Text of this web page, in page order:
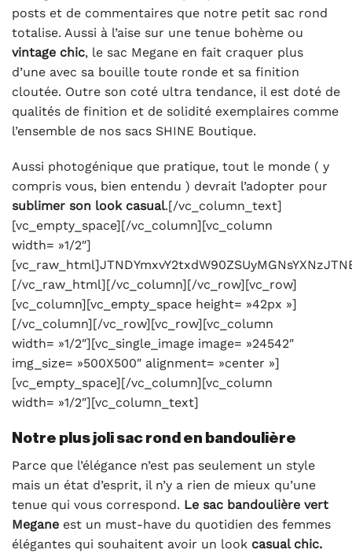
posts et de commentaires que notre petit sac rond
totalise. Aussi à l’aise sur une tenue bohème ou
vintage chic, le sac Megane en fait craquer plus
d’une avec sa bouille toute ronde et sa finition
cloutée. Outre son coté ultra tendance, il est doté de
qualités de finition et de solidité exemplaires comme
l’ensemble de nos sacs SHINE Boutique.
Aussi photogénique que pratique, tout le monde ( y
compris vous, bien entendu ) devrait l’adopter pour
sublimer son look casual.[/vc_column_text][vc_empty_space][/vc_column][vc_column width= »1/2″][vc_raw_html]JTNDYmxvY2txdW90ZSUyMGNsYXNzJTNEJTIyaW5zdGFncmFtLW1lZGlhJTIyJTIwZGF0YS1pbnN0Z3JtLWNhcHRpb25lZCUyMGRhdGEtaW5zdGdybS1wZXJtYWxpbmslM0QlMjJodHRwcyUzQSUyRiUyRnd3dy5pbnN0YWdyYW0uY29tJTJGcCUyRkI1M1ViSGZDQ25aJTJGJTNGdXRtX3NvdXJjZSUzRGlnX2VtYmVkJTI2YW1wJTNCdXRtX2NhbXBhaWduJTNEbG9hZGluZyUyMiUyMGRhdGEtaW5zdGdybS12ZXJzaW9uJTNEJTIyMTIlMjIlMjBzdHlsZSUzRCUyMiUyMGJhY2tncm91bmQlM0ElMjNGRkYlM0IlMjBib3JkZXIlM0EwJTNCJTIwYm9yZGVyLXJhZGl1cyUzQTNweCUzQiUyMGJveC1zaGFkb3clM0EwJTIwMCUyMDFweCUyMDAlMjByZ2JhJTI4MCUyQzAlMkMwJTJDMC41JTI5JTJDMCUyMDFweCUyMDEwcHglMjAwJTIwcmdiYSUyODAlMkMwJTJDMCUyQzAuMTUlMjklM0IlMjBtYXJnaW4lM0ElMjAxcHglM0IlMjBtYXgtd2lkdGglM0E1NDBweCUzQiUyMG1pbi13aWR0aCUzQTMyNnB4JTNCJTIwcGFkZGluZyUzQTAlM0IlMjB3aWR0aCUzQTk5LjM3NSUyNSUzQiUyMHdpZHRoJTNBLXdlYmtpdC1jYWxjJTI4MTAwJTI1JTIwLSUyMDJweCUyOSUzQiUyMHdpZHRoJTNBY2FsYyUyODEwMCUyNSUyMC0lMjAycHglMjklM0IlMjIlM0UlM0NkaXYlMjBzdHlsZSUzRCUyMnBhZGRpbmclM0ExNnB4JTNCJTIyJTNFJTIwJTNDYSUyMGhyZWYlM0QlMjJodHRwcyUzQSUyRiUyRnd3dy5pbnN0YWdyYW0uY29tJTJGcCUyRkI1M1ViSGZDQ25aJTJGJTNGdXRtX3NvdXJjZSUzRGlnX2VtYmVkJTI2YW1wJTNCdXRtX2NhbXBhaWduJTNEbG9hZGluZyUyMiUyMHN0eWxlJTNEJTIyJTIwYmFja2dyb3VuZCUzQSUyM0ZGRkZGRiUzQiUyMGxpbmUtaGVpZ2h0JTNBMCUzQiUyMHBhZGRpbmclM0EwJTIwMCUzQiUyMHRleHQtYWxpZ24lM0FjZW50ZXIlM0IlMjB0ZXh0LWRlY29yYXRpb24lM0Fub25lJTNCJTIwd2lkdGglM0ExMDAlMjUlM0IlMjIlMjB0YXJnZXQlM0QlMjJfYmxhbmslMjIlM0UlMjAlM0NkaXYlMjBzdHlsZSUzRCUyMiUyMGRpc3BsYXklM0ElMjBmbGV4JTNCJTIwZmxleC1kaXJlY3Rpb24lM0ElMjByb3clM0IlMjBhbGlnbi1pdGVtcyUzQSUyMGNlbnRlciUzQiUyMiUzRSUyMCUzQ2RpdiUyMHN0eWxlJTNEJTIyYmFja2dyb3VuZC1jb2xvciUzQSUyMCUyM0Y0RjRGNCUzQiUyMGJvcmRlci1yYWRpdXMlM0ElMjA1MCUyNSUzQiUyMGZsZXgtZ3JvdyUzQSUyMDAlM0IlMjBoZWlnaHQlM0ElMjA0MHB4JTNCJTIwbWFyZ2luLXJpZ2h0JTNBJTIwMTRweCUzQiUyMHdpZHRoJTNBJTIwNDBweCUzQiUyMiUzRSUzQyUyRmRpdiUzRSUyMCUzQ2RpdiUyMHN0eWxlJTNEJTIyZGlzcGxheSUzQSUyMGZsZXglM0IlMjBmbGV4LWRpcmVjdGlvbiUzQSUyMGNvbHVtbiUzQiUyMGZsZXgtZ3JvdyUzQSUyMDElM0IlMjBqdXN0aWZ5LWNvbnRlbnQlM0ElMjBjZW50ZXIlM0IlMjIlM0UlMjAlM0NkaXYlMjBzdHlsZSUzRCUyMiUyMGJhY2tncm91bmQtY29sb3IlM0ElMjAlMjNGNEY0RjQlM0IlMjBib3JkZXItcmFkaXVzJTNBJTIwNHB4JTNCJTIwZmxleC1ncm93JTNBJTIwMCUzQiUyMGhlaWdodCUzQSUyMDE0cHglM0IlMjBtYXJnaW4tYm90dG9tJTNBJTIwNnB4JTNCJTIwd2lkdGglM0ElMjAxMDBweCUzQiUyMiUzRSUzQyUyRmRpdiUzRSUyMCUzQ2RpdiUyMHN0eWxlJTNEJTIyJTIwYmFja2dyb3VuZC1jb2xvciUzQSUyMCUyM0Y0RjRGNCUzQiUyMGJvcmRlci1yYWRpdXMlM0ElMjA0cHglM0IlMjBmbGV4LWdyb3clM0ElMjAwJTNCJTIwaGVpZ2h0JTNBJTIwMTRweCUzQiUyMHdpZHRoJTNBJTIwNjBweCUzQiUyMiUzRSUzQyUyRmRpdiUzRSUzQyUyRmRpdiUzRSUzQyUyRmRpdiUzRSUzQ2RpdiUyMHN0eWxlJTNEJTIycGFkZGluZyUzQSUyMDE5JTI1JTIwMCUzQiUyMiUzRSUzQyUyRmRpdiUzRSUyMCUzQ2RpdiUyMHN0eWxlJTNEJTIyZGlzcGxheSUzQWJsb2NrJTNCJTIwaGVpZ2h0JTNBNTBweCUzQiUyMG1hcmdpbiUzQTAlMjBhdXRvJTIwMTJweCUzQiUyMHdpZHRoJTNBNTBweCUzQiUyMiUzRSUzQ3N2ZyUyMHdpZHRoJTNEJTIyNTBweCUyMiUyMGhlaWdodCUzRCUyMjUwcHglMjIlMjB2aWV3Qm94JTNEJTIyMCUyMDAlMjA2MCUyMDYwJTIyJTIwdmVyc2lvbiUzRCUyMjEuMSUyMiUyMHhtbG5zJTNEJTIyaHR0cHMlM0ElMkYlMkZ3d3cudzMub3JnJTJGMjAwMCUyRnN2ZyUyMiUyMHhtbG5zJTNBeGxpbmslM0QlMjJodHRwcyUzQSUyRiUyRnd3dy53My5vcmclMkYxOTk5JTJGeGxpbmslMjIlM0UlM0NnJTIwc3Ryb2tlJTNEJTIybm9uZSUyMiUyMHN0cm9rZS13aWR0aCUzRCUyMjElMjIlMjBmaWxsJTNEJTIybm9uZSUyMiUyMGZpbGwtcnVsZSUzRCUyMmV2ZW5vZGQlMjIlM0UlM0NnJTIwdHJhbnNmb3JtJTNEJTIydHJhbnNsYXRlJTI4LTUxMS4wMDAwMDAlMkMlMjAtMjAuMDAwMDAwJTI5JTIyJTIwZmlsbCUzRCUyMiUyMzAwMDAwMCUyMiUzRSUzQ2clM0UlM0NwYXRoJTIwZCUzRCUyMk01NTYuODY5JTJDMzAuNDElMjBDNTU0LjgxNCUyQzMwLjQxJTIwNTUzLjE0OCUyQzMyLjA3NiUyMDU1My4xNDglMkMzNC4xMzElMjBDNTUzLjE0OCUyQzM2LjE4NiUyMDU1NC44MTQlMkMzNy44NTIlMjA1NTYuODY5JTJDMzcuODUyJTIwQzU1OC45MjQlMkMzNy44NTIlMjA1NjAuNTklMkMzNi4xODYlMjA1NjAuNTklMkMzNC4xMzElMjBDNTYwLjU5JTJDMzIuMDc2JTIwNTU4LjkyNCUyQzMwLjQxJTIwNTU2Ljg2OSUyQzMwLjQxJTIwTTU0MSUyQzYwLjY1NyUyMEM1MzUuMTE0JTJDNjAuNjU3JTIwNTMwLjM0MiUyQzU1Ljg4NyUyMDUzMC4zNDIlMkM1MCUyMEM1MzAuMzQyJTJDNDQuMTE0JTIwNTM1LjExNCUyQzM5LjM0MiUyMDU0MSUyQzM5LjM0MiUyMEM1NDYuODg3JTJDMzkuMzQyJTIwNTUxLjY1OCUyQzQ0LjExNCUyMDU1MS42NTglMkM1MCUyMEM1NTEuNjU4JTJDNTUuODg3JTIwNTQ2Ljg4NyUyQzYwLjY1NyUyMDU0MSUyQzYwLjY1NyUyME01NDElMkMzMy44ODYlMjBDNTMyLjElMkMzMy44ODYlMjA1MjQuODg2JTJDNDEuMSUyMDUyNC44ODYlMkM1MCUyMEM1MjQuODg2JTJDNTguODk5JTIwNTMyLjElMkM2Ni4xMTMlMjA1NDElMkM2Ni4xMTMlMjBDNTQ5LjklMkM2Ni4xMTMlMjA1NTcuMTE1JTJDNTguODk5JTIwNTU3LjExNSUyQzUwJTIwQzU1Ny4xMTUlMkM0MS4xJTIwNTQ5LjklMkMzMy44ODYlMjA1NDElMkMzMy44ODYlMjBNNTY1LjM3OCUyQzYyLjEwMSUyMEM1NjUuMjQ0JTJDNjUuMDIyJTIwNTY0Ljc1NiUyQzY2LjYwNiUyMDU2NC4zNDYlMkM2Ny42NjMlMjBDNTYzLjgwMyUyQzY5LjA2JTIwNTYzLjE1NCUyQzcwLjA1NyUyMDU2Mi4xMDYlMkM3MS4xMDYlMjBDNTYxLjA1OCUyQzcyLjE1NSUyMDU2MC4wNiUyQzcyLjgwMyUyMDU1OC42NjIlMkM3My4zNDclMjBDNTU3LjYwNyUyQzczLjc1NyUyMDU1Ni4wMjElMkM3NC4yNDQlMjA1NTMuMTAyJTJDNzQuMzc4JTIwQzU0OS45NDQlMkM3NC41MjElMjA1NDguOTk3JTJDNzQuNTUyJTIwNTQxJTJDNzQuNTUyJTIwQzUzMy4wMDMlMkM3NC41NTIlMjA1MzIuMDU2JTJDNzQuNTIxJTIwNTI4Ljg5OCUyQzc0LjM3OCUyMEM1MjUuOTc5JTJDNzQuMjQ0JTIwNTI0LjM5MyUyQzczLjc1NyUyMDUyMy4zMzglMkM3My4zNDclMjBDNTIxLjk0JTJDNzIuODAzJTIwNTIwLjk0MiUyQzcyLjE1NSUyMDUxOS44OTQlMkM3MS4xMDYlMjBDNTE4Ljg0NiUyQzcwLjA1NyUyMDUxOC4xOTclMkM2OS4wNiUyMDUxNy42NTQlMkM2Ny42NjMlMjBDNTE3LjI0NCUyQzY2LjYwNiUyMDUxNi43NTUlMkM2NS4wMjIlMjA1MTYuNjIzJTJDNjIuMTAxJTIwQzUxNi40NzklMkM1OC45NDMlMjA1MTYuNDQ4JTJDNTcuOTk2JTIwNTE2LjQ0OCUyQzUwJTIwQzUxNi40NDglMkM0Mi4wMDMlMjA1MTYuNDc5JTJDNDEuMDU2JTIwNTE2LjYyMyUyQzM3Ljg5OSUyMEM1MTYuNzU1JTJDMzQuOTc4JTIwNTE3LjI0NCUyQzMzLjM5MSUyMDUxNy42NTQlMkMzMi4zMzglMjBDNTE4LjE5NyUyQzMwLjkzOCUyMDUxOC44NDYlMkMyOS45NDIlMjA1MTkuODk0JTJDMjguODk0JTIwQzUyMC45NDIlMkMyNy44NDYlMjA1MjEuOTQlMkMyNy4xOTYlMjA1MjMuMzM4JTJDMjYuNjU0JTIwQzUyNC4zOTMlMkMyNi4yNDQlMjA1MjUuOTc5JTJDMjUuNzU2JTIwNTI4Ljg5OCUyQzI1LjYyMyUyMEM1MzIuMDU3JTJDMjUuNDc5JTIwNTMzLjAwNCUyQzI1LjQ0OCUyMDU0MSUyQzI1LjQ0OCUyMEM1NDguOTk3JTJDMjUuNDQ4JTIwNTQ5Ljk0MyUyQzI1LjQ3OSUyMDU1My4xMDIlMkMyNS42MjMlMjBDNTU2LjAyMSUyQzI1Ljc1NiUyMDU1Ny42MDclMkMyNi4yNDQlMjA1NTguNjYyJTJDMjYuNjU0JTIwQzU2MC4wNiUyQzI3LjE5NiUyMDU2MS4wNTglMkMyNy44NDYlMjA1NjIuMTA2JTJDMjguODk0JTIwQzU2My4xNTQlMkMyOS45NDIlMjA1NjMuODAzJTJDMzAuOTM4JTIwNTY0LjM0NiUyQzMyLjMzOCUyMEM1NjQuNzU2JTJDMzMuMzkxJTIwNTY1LjI0NCUyQzM0Ljk3OCUyMDU2NS4zNzglMkMzNy44OTklMjBDNTY1LjUyMiUyQzQxLjA1NiUyMDU2NS41NTIlMkM0Mi4wMDMlMjA1NjUuNTUyJTJDNTAlMjBDNTY1LjU1MiUyQzU3Ljk5NiUyMDU2NS41MjIlMkM1OC45NDMlMjA1NjUuMzc4JTJDNjIuMTAxJTIwTTU3MC44MiUyQzM3LjYzMSUyMEM1NzAuNjc0JTJDMzQuNDM4JTIwNTcwLjE2NyUyQzMyLjI1OCUyMDU2OS40MjUlMkMzMC4zNDklMjBDNTY4LjY1OSUyQzI4LjM3NyUyMDU2Ny42MzMlMkMyNi43MDIlMjA1NjUuOTY1JTJDMjUuMDM1JTIwQzU2NC4yOTclMkMyMy4zNjglMjA1NjIuNjIzJTJDMjIuMzQyJTIwNTYwLjY1MiUyQzIxLjU3NSUyMEM1NTguNzQzJTJDMjAuODM0JTIwNTU2LjU2MiUyQzIwLjMyNiUyMDU1My4zNjklMkMyMC4xOCUyMEM1NTAuMTY5JTJDMjAuMDMzJTIwNTQ5LjE0OCUyQzIwJTIwNTQxJTJDMjAlMjBDNTMyLjg1MyUyQzIwJTIwNTMxLjgzMSUyQzIwLjAzMyUyMDUyOC42MzElMkMyMC4xOCUyMEM1MjUuNDM4JTJDMjAuMzI2JTIwNTIzLjI1NyUyQzIwLjgzNCUyMDUyMS4zNDklMkMyMS41NzUlMjBDNTE5LjM3NiUyQzIyLjM0MiUyMDUxNy43MDMlMkMyMy4zNjglMjA1MTYuMDM1JTJDMjUuMDM1JTIwQzUxNC4zNjglMkMyNi43MDIlMjA1MTMuMzQyJTJDMjguMzc3JTIwNTEyLjU3NCUyQzMwLjM0OSUyMEM1MTEuODM0JTJDMzIuMjU4JTIwNTExLjMyNiUyQzM0LjQzOCUyMDUxMS4xODElMkMzNy42MzElMjBDNTExLjAzNSUyQzQwLjgzMSUyMDUxMSUyQzQxLjg1MSUyMDUxMSUyQzUwJTIwQzUxMSUyQzU4LjE0NyUyMDUxMS4wMzUlMkM1OS4xNyUyMDUxMS4xODElMkM2Mi4zNjklMjBDNTExLjMyNiUyQzY1LjU2MiUyMDUxMS44MzQlMkM2Ny43NDMlMjA1MTIuNTc0JTJDNjkuNjUxJTIwQzUxMy4zNDIlMkM3MS42MjUlMjA1MTQuMzY4JTJDNzMuMjk2JTIwNTE2LjAzNSUyQzc0Ljk2NSUyMEM1MTcuNzAzJTJDNzYuNjM0JTIwNTE5LjM3NiUyQzc3LjY1OCUyMDUyMS4zNDklMkM3OC40MjUlMjBDNTIzLjI1NyUyQzc5LjE2NyUyMDUyNS40MzglMkM3OS42NzMlMjA1MjguNjMxJTJDNzkuODIlMjBDNTMxLjgzMSUyQzc5Ljk2NSUyMDUzMi44NTMlMkM4MC4wMDElMjA1NDElMkM4MC4wMDElMjBDNTQ5LjE0OCUyQzgwLjAwMSUyMDU1MC4xNjklMkM3OS45NjUlMjA1NTMuMzY5JTJDNzkuODIlMjBDNTU2LjU2MiUyQzc5LjY3MyUyMDU1OC43NDMlMkM3OS4xNjclMjA1NjAuNjUyJTJDNzguNDI1JTIwQzU2Mi42MjMlMkM3Ny42NTglMjA1NjQuMjk3JTJDNzYuNjM0JTIwNTY1Ljk2NSUyQzc0Ljk2NSUyMEM1NjcuNjMzJTJDNzMuMjk2JTIwNTY4LjY1OSUyQzcxLjYyNSUyMDU2OS40MjUlMkM2OS42NTElMjBDNTcwLjE2NyUyQzY3Ljc0MyUyMDU3MC42NzQlMkM2NS41NjIlMjA1NzAuODIlMkM2Mi4zNjklMjBDNTcwLjk2NiUyQzU5LjE3JTIwNTcxJTJDNTguMTQ3JTIwNTcxJTJDNTAlMjBDNTcxJTJDNDEuODUxJTIwNTcwLjk2NiUyQzQwLjgzMSUyMDU3MC44MiUyQzM3LjYzMSUyMiUzRSUzQyUyRnBhdGglM0UlM0MlMkZnJTNFJTNDJTJGZyUzRSUzQyUyRmclM0UlM0MlMkZzdmclM0UlM0MlMkZkaXYlM0UlM0NkaXYlMjBzdHlsZSUzRCUyMnBhZGRpbmctdG9wJTNBJTIwOHB4JTNCJTIyJTNFJTIwJTNDZGl2JTIwc3R5bGUlM0QlMjIlMjBjb2xvciUzQSUyMzM4OTdmMCUzQiUyMGZvbnQtZmFtaWx5JTNBQXJpYWwlMkNzYW5zLXNlcmlmJTNCJTIwZm9udC1zaXplJTNBMTRweCUzQiUyMGZvbnQtc3R5bGUlM0Fub3JtYWwlM0IlMjBmb250LXdlaWdodCUzQTU1MCUzQiUyMGxpbmUtaGVpZ2h0JTNBMThweCUzQiUyMiUzRSUyMFZvaXIlMjBjZXR0ZSUyMHB1YmxpY2F0aW9uJTIwc3VyJTIwSW5zdGFncmFtJTNDJTJGZGl2JTNFJTNDJTJGZGl2JTNFJTNDZGl2JTIwc3R5bGUlM0QlMjJwYWRkaW5nJTNBJTIwMTIuNSUyNSUyMDAlM0IlMjIlM0UlM0MlMkZkaXYlM0UlMjAlM0NkaXYlMjBzdHlsZSUzRCUyMmRpc3BsYXklM0ElMjBmbGV4JTNCJTIwZmxleC1kaXJlY3Rpb24lM0ElMjByb3clM0IlMjBtYXJnaW4tYm90dG9tJTNBJTIwMTRweCUzQiUyMGFsaWduLWl0ZW1zJTNBJTIwY2VudGVyJTNCJTIyJTNFJTNDZGl2JTNFJTIwJTNDZGl2JTIwc3R5bGUlM0QlMjJiYWNrZ3JvdW5kLWNvbG9yJTNBJTIwJTIzRjRGNEY0JTNCJTIwYm9yZGVyLXJhZGl1cyUzQSUyMDUwJTI1JTNCJTIwaGVpZ2h0JTNBJTIwMTIuNXB4JTNCJTIwd2lkdGglM0ElMjAxMi41cHglM0IlMjB0cmFuc2Zvcm0lM0ElMjB0cmFuc2xhdGVYJTI4MHB4JTI5JTIwdHJhbnNsYXRlWSUyODdweCUyOSUzQiUyMiUzRSUzQyUyRmRpdiUzRSUyMCUzQ2RpdiUyMHN0eWxlJTNEJTIyYmFja2dyb3VuZC1jb2xvciUzQSUyMCUyM0Y0RjRGNCUzQiUyMGhlaWdodCUzQSUyMDEyLjVweCUzQiUyMHRyYW5zZm9ybSUzQSUyMHJvdGF0ZSUyOC00NWRlZyUyOSUyMHRyYW5zbGF0ZVglMjgzcHglMjklMjB0cmFuc2xhdGVZJTI4MXB4JTI5JTNCJTIwd2lkdGglM0ElMjAxMi41cHglM0IlMjBmbGV4LWdyb3clM0ElMjAwJTNCJTIwbWFyZ2luLXJpZ2h0JTNBJTIwMTRweCUzQiUyMG1hcmdpbi1sZWZ0JTNBJTIwMnB4JTNCJTIyJTNFJTNDJTJGZGl2JTNFJTIwJTNDZGl2JTIwc3R5bGUlM0QlMjJiYWNrZ3JvdW5kLWNvbG9yJTNBJTIwJTIzRjRGNEY0JTNCJTIwYm9yZGVyLXJhZGl1cyUzQSUyMDUwJTI1JTNCJTIwaGVpZ2h0JTNBJTIwMTIuNXB4JTNCJTIwd2lkdGglM0ElMjAxMi41cHglM0IlMjB0cmFuc2Zvcm0lM0ElMjB0cmFuc2xhdGVYJTI4OXB4JTI5JTIwdHJhbnNsYXRlWSUyOC0xOHB4JTI5JTNCJTIyJTNFJTNDJTJGZGl2JTNFJTNDJTJGZGl2JTNFJTNDZGl2JTIwc3R5bGUlM0QlMjJtYXJnaW4tbGVmdCUzQSUyMDhweCUzQiUyMiUzRSUyMCUzQ2RpdiUyMHN0eWxlJTNEJTIyJTIwYmFja2dyb3VuZC1jb2xvciUzQSUyMCUyM0Y0RjRGNCUzQiUyMGJvcmRlci1yYWRpdXMlM0ElMjA1MCUyNSUzQiUyMGZsZXgtZ3JvdyUzQSUyMDAlM0IlMjBoZWlnaHQlM0ElMjAyMHB4JTNCJTIwd2lkdGglM0ElMjAyMHB4JTNCJTIyJTNFJTNDJTJGZGl2JTNFJTIwJTNDZGl2J
Notre plus joli sac rond en bandoulière
Parce que l’élégance n’est pas seulement un style
mais un état d’esprit, il n’y a rien de mieux qu’une
tenue qui vous correspond. Le sac bandoulière vert
Megane est un must-have du quotidien des femmes
élégantes qui souhaitent avoir un look casual chic.